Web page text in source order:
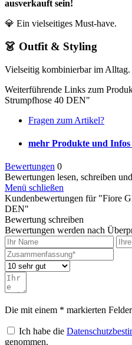
ausverkauft sein!
💎 Ein vielseitiges Must-have.
👗 Outfit & Styling
Vielseitig kombinierbar im Alltag.
Weiterführende Links zum
Strumpfhose 40 DEN"
Fragen zum Artikel?
mehr Produkte und
Bewertungen 0
Bewertungen lesen, schreiben
Menü schließen
Kundenbewertungen für "Fiore
DEN"
Bewertung schreiben
Bewertungen werden nach
Die mit einem * markierten
Ich habe die
genommen.